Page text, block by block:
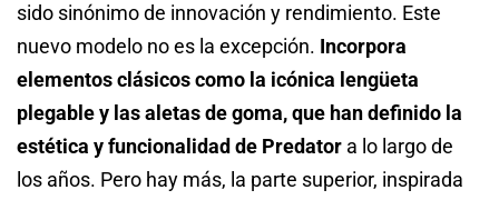
sido sinónimo de innovación y rendimiento. Este
nuevo modelo no es la excepción. Incorpora
elementos clásicos como la icónica lengüeta
plegable y las aletas de goma, que han definido la
estética y funcionalidad de Predator a lo largo de
los años. Pero hay más, la parte superior, inspirada